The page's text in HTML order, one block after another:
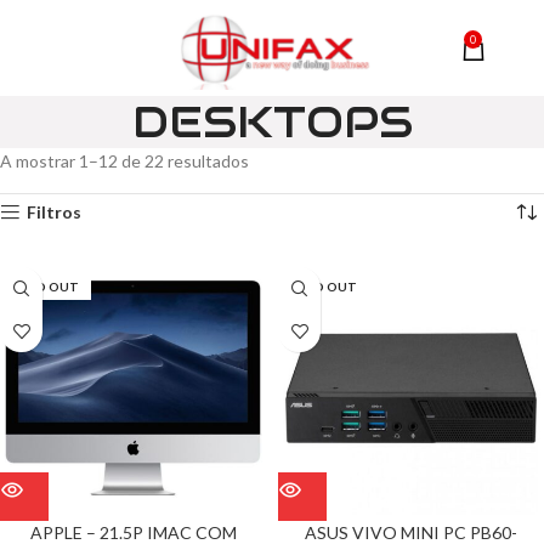
0
DESKTOPS
A mostrar 1–12 de 22 resultados
Filtros
SOLD OUT
APPLE – 21.5P IMAC COM
SOLD OUT
ASUS VIVO MINI PC PB60-